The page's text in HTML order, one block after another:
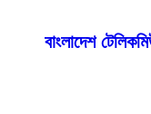
বাংলাদেশ